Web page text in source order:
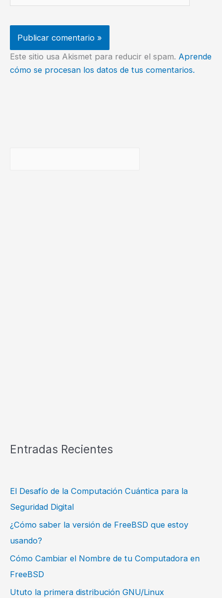
Este sitio usa Akismet para reducir el spam. Aprende
cómo se procesan los datos de tus comentarios.
Entradas Recientes
El Desafío de la Computación Cuántica para la
Seguridad Digital
¿Cómo saber la versión de FreeBSD que estoy
usando?
Cómo Cambiar el Nombre de tu Computadora en
FreeBSD
Ututo la primera distribución GNU/Linux